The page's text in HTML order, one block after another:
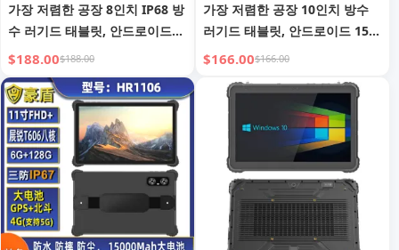
가장 저렴한 공장 8인치 IP68 방
수 러기드 태블릿, 안드로이드
러기드 태블릿 (8+128GB NFC
포함), 러기드 태블릿 PC, 방수
태블릿
$188.00$188.00
가장 저렴한 공장 10인치 방수
러기드 태블릿, 안드로이드 15
러기드 태블릿 (8+128GB FHD
태블릿
$166.00$166.00